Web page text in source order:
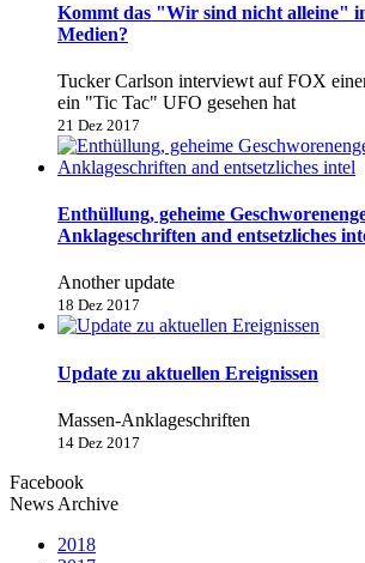
Kommt das "Wir sind nicht alleine"
Medien?
Tucker Carlson interviewt auf FOX
ein "Tic Tac" UFO gesehen hat
21 Dez 2017
Enthüllung, geheime
Anklageschriften and entsetzliches
Another update
18 Dez 2017
Update zu aktuellen Ereignissen
Massen-Anklageschriften
14 Dez 2017
Facebook
News Archive
2018